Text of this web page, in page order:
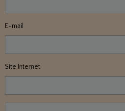
E-mail
Site Internet